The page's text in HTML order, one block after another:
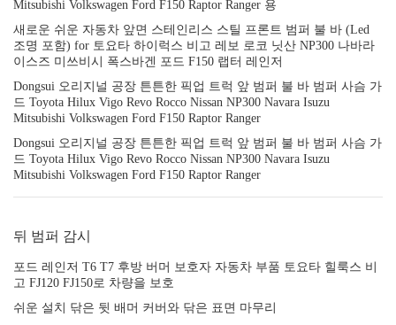
Mitsubishi Volkswagen Ford F150 Raptor Ranger 용
새로운 쉬운 자동차 앞면 스테인리스 스틸 프론트 범퍼 불 바 (Led
조명 포함) for 토요타 하이럭스 비고 레보 로코 닛산 NP300 나바라
이스즈 미쓰비시 폭스바겐 포드 F150 랩터 레인저
Dongsui 오리지널 공장 튼튼한 픽업 트럭 앞 범퍼 불 바 범퍼 사슴 가
드 Toyota Hilux Vigo Revo Rocco Nissan NP300 Navara Isuzu
Mitsubishi Volkswagen Ford F150 Raptor Ranger
Dongsui 오리지널 공장 튼튼한 픽업 트럭 앞 범퍼 불 바 범퍼 사슴 가
드 Toyota Hilux Vigo Revo Rocco Nissan NP300 Navara Isuzu
Mitsubishi Volkswagen Ford F150 Raptor Ranger
뒤 범퍼 감시
포드 레인저 T6 T7 후방 버머 보호자 자동차 부품 토요타 힐룩스 비
고 FJ120 FJ150로 차량을 보호
쉬운 설치 닦은 뒷 배머 커버와 닦은 표면 마무리